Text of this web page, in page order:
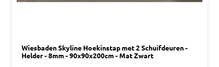
Wiesbaden Skyline Hoekinstap met 2 Schuifdeuren -
Helder - 8mm - 90x90x200cm - Mat Zwart